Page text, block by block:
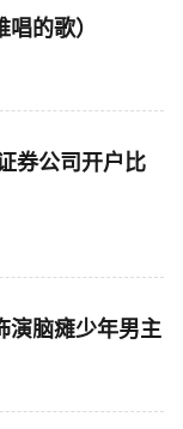
的歌）
券公司开户比
演脑瘫少年男主